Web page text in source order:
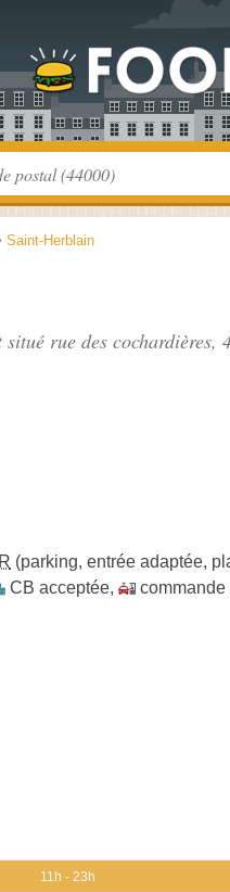
Saint-Herblain
situé rue des cochardières,
(parking, entrée adaptée,
CB acceptée, commande
11h - 23h